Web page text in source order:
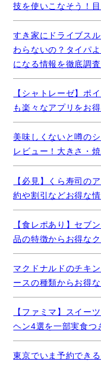
技を使いこなそう！
すき家にドライブス
わらないの？タイパ
になる情報を徹底調査
【シャトレーゼ】ポ
も楽々なアプリをお
美味しくないと噂の
レビュー！大きさ・
【必見】くら寿司の
約や割引などお得な
【食レポあり】セブ
品の特徴からお得な
マクドナルドのチキ
ースの種類からお得
【ファミマ】スイー
ヘン4選を一部実食つ
東京でいま予約でき